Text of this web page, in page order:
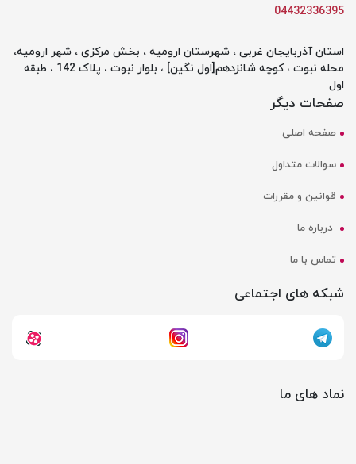
04432336395
استان آذربایجان غربی ، شهرستان ارومیه ، بخش مرکزی ، شهر ارومیه،
محله نبوت ، کوچه شانزدهم[اول نگین] ، بلوار نبوت ، پلاک 142 ، طبقه
اول
صفحات دیگر
صفحه اصلی
سوالات متداول
قوانین و مقررات
درباره ما
تماس با ما
شبکه های اجتماعی
نماد های ما